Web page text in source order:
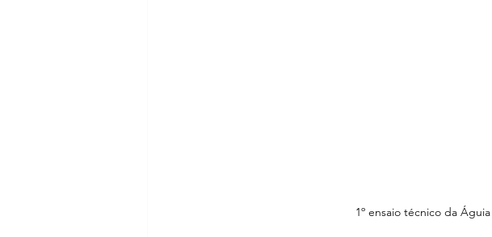
1º ensaio técnico da